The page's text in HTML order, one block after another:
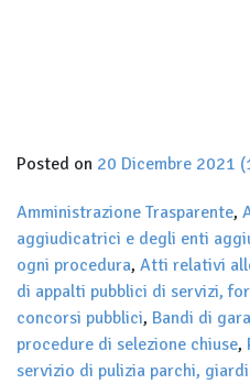
Posted on 20 Dicembre 2021
Amministrazione Trasparente,
aggiudicatrici e degli enti
ogni procedura, Atti relativi
di appalti pubblici di servizi,
concorsi pubblici, Bandi di
procedure di selezione chiuse,
servizio di pulizia parchi,